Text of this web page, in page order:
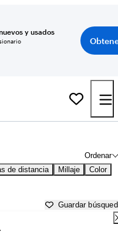
y usados
Ordenar
de distancia Millaje Color
Guardar